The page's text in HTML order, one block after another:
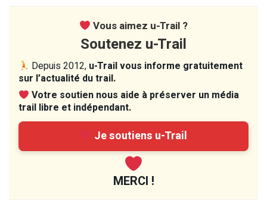
Vous aimez u-Trail ?
Soutenez u-Trail
Depuis 2012, u-Trail vous informe gratuitement
sur l’actualité du trail.
Votre soutien nous aide à préserver un média
trail libre et indépendant.
Je soutiens u-Trail
MERCI !